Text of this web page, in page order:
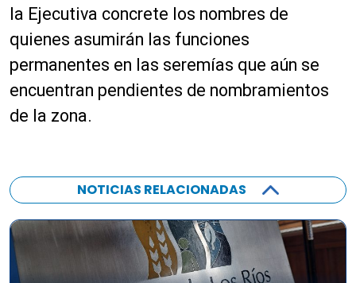
la Ejecutiva concrete los nombres de
quienes asumirán las funciones
permanentes en las seremías que aún se
encuentran pendientes de nombramientos
de la zona.
NOTICIAS RELACIONADAS